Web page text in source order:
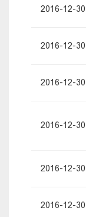
2016-12-30
2016-12-30
2016-12-30
2016-12-30
2016-12-30
2016-12-30